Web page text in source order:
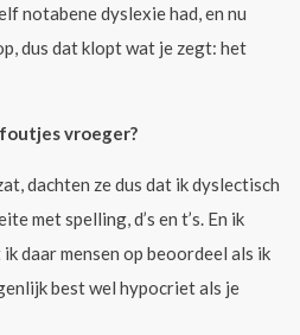
notabene dyslexie had, en nu
dus dat klopt wat je zegt: het
vroeger?
dachten ze dus dat ik dyslectisch
met spelling, d’s en t’s. En ik
daar mensen op beoordeel als ik
best wel hypocriet als je